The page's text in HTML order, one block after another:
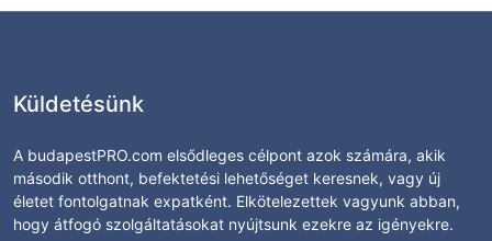
Küldetésünk
A budapestPRO.com elsődleges célpont azok számára, akik
második otthont, befektetési lehetőséget keresnek, vagy új
életet fontolgatnak expatként. Elkötelezettek vagyunk abban,
hogy átfogó szolgáltatásokat nyújtsunk ezekre az igényekre.